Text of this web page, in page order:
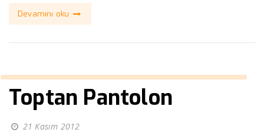
Devamını oku
Toptan Pantolon
21 Kasım 2012